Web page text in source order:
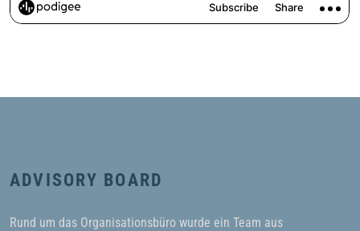
ADVISORY BOARD
Rund um das Organisationsbüro wurde ein Team aus